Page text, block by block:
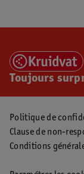
Toujours
Politique de
Clause de non-
Conditions